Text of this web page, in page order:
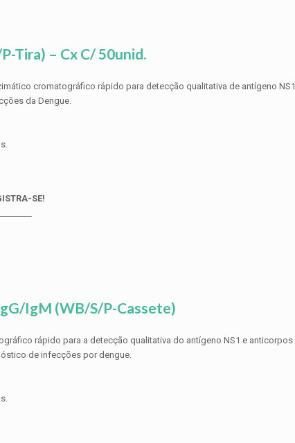
Tira) – Cx C/ 50unid.
cromatográfico rápido para detecção qualitativa de antígeno NS1
da Dengue.
SE!
IgM (WB/S/P-Cassete)
rápido para a detecção qualitativa do antígeno NS1 e anticorpos
de infecções por dengue.